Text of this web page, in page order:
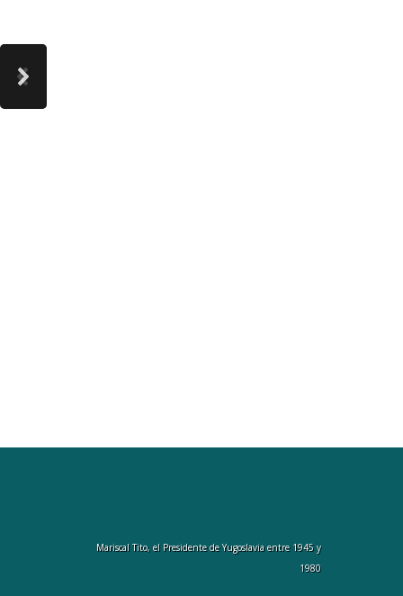
Mariscal Tito, el Presidente de Yugoslavia entre 1945 y
1980